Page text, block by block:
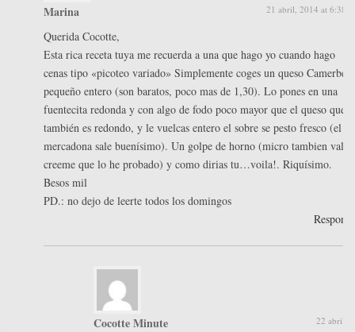
Marina 21 abril, 2014 at 6:38
Querida Cocotte,
Esta rica receta tuya me recuerda a una que hago yo cuando hago
cenas tipo «picoteo variado» Simplemente coges un queso Camerbert
pequeño entero (son baratos, poco mas de 1,30). Lo pones en una
fuentecita redonda y con algo de fodo poco mayor que el queso que
también es redondo, y le vuelcas entero el sobre se pesto fresco (el de
mercadona sale buenísimo). Un golpe de horno (micro tambien vale,
creeme que lo he probado) y como dirias tu…voila!. Riquísimo.
Besos mil
PD.: no dejo de leerte todos los domingos
Cocotte Minute 22 abril,